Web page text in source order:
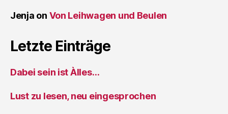
Jenja on Von Leihwagen und Beulen
Letzte Einträge
Dabei sein ist Àlles…
Lust zu lesen, neu eingesprochen